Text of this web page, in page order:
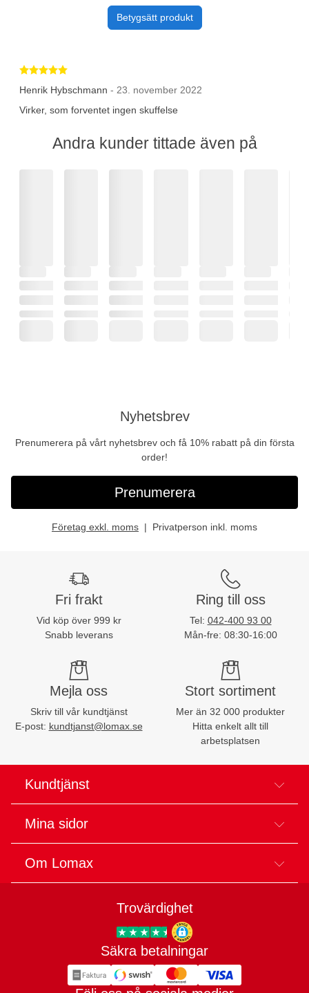
Betygsätt produkt
Betygsatt 5 av 5 stjärnor
Henrik Hybschmann - 23. november 2022
Virker, som forventet ingen skuffelse
Andra kunder tittade även på
Nyhetsbrev
Prenumerera på vårt nyhetsbrev och få 10% rabatt på din första
order!
Prenumerera
Företag exkl. moms Privatperson inkl. moms
Fri frakt
Vid köp över 999 kr
Snabb leverans
Ring till oss
Tel: 042-400 93 00
Mån-fre: 08:30-16:00
Mejla oss
Skriv till vår kundtjänst
E-post: kundtjanst@lomax.se
Stort sortiment
Mer än 32 000 produkter
Hitta enkelt allt till
arbetsplatsen
Kundtjänst
Mina sidor
Om Lomax
Trovärdighet
Trygg E-handel
Säkra betalningar